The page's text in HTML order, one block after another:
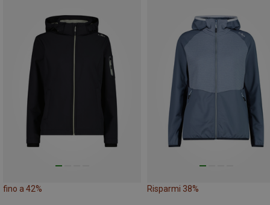
fino a 42% Risparmi 38%